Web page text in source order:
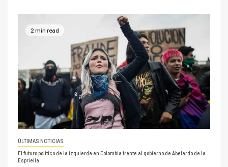
2 min read
ÚLTIMAS NOTICIAS
El futuro político de la izquierda en Colombia frente al gobierno de Abelardo de la
Espriella